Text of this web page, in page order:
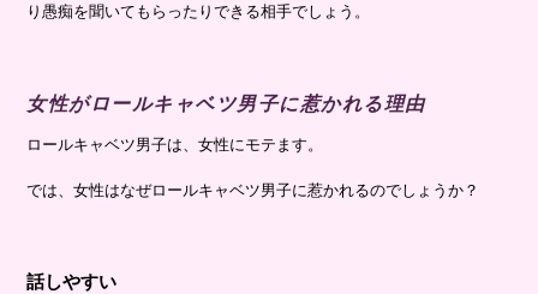
り愚痴を聞いてもらったりできる相手でしょう。
女性がロールキャベツ男子に惹かれる理由
ロールキャベツ男子は、女性にモテます。
では、女性はなぜロールキャベツ男子に惹かれるのでしょうか？
話しやすい